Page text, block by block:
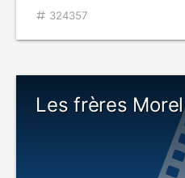
324357
Les frères Morel